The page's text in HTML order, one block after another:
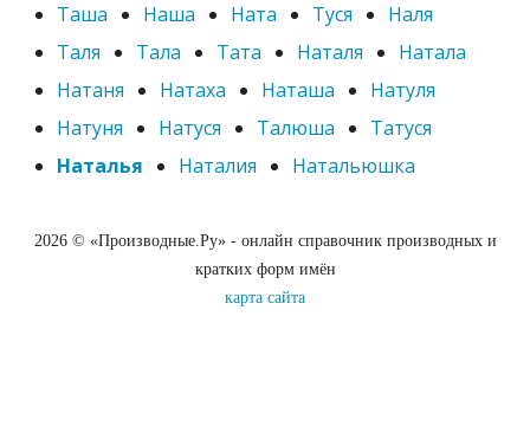
Таша Наша Ната Туся
Наля
Таля
Тала Тата Наталя
Натала
Натаня
Натаха Наташа
Натуля
Натуня
Натуся Талюша
Татуся
Наталья
Наталия Натальюшка
2026 © «Производные.Ру» - онлайн справочник производных и
кратких форм имён
карта сайта